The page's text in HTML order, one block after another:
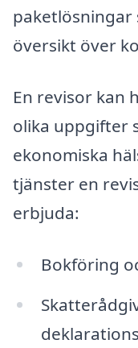
paketlösningar
översikt över
En revisor kan
olika uppgifter
ekonomiska
tjänster en
erbjuda:
Bokföring